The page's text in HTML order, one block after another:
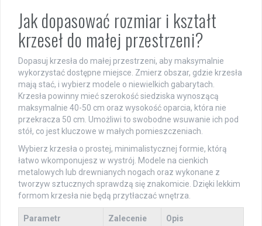
Jak dopasować rozmiar i kształt
krzeseł do małej przestrzeni?
Dopasuj krzesła do małej przestrzeni, aby maksymalnie
wykorzystać dostępne miejsce. Zmierz obszar, gdzie krzesła
mają stać, i wybierz modele o niewielkich gabarytach.
Krzesła powinny mieć szerokość siedziska wynoszącą
maksymalnie 40-50 cm oraz wysokość oparcia, która nie
przekracza 50 cm. Umożliwi to swobodne wsuwanie ich pod
stół, co jest kluczowe w małych pomieszczeniach.
Wybierz krzesła o prostej, minimalistycznej formie, którą
łatwo wkomponujesz w wystrój. Modele na cienkich
metalowych lub drewnianych nogach oraz wykonane z
tworzyw sztucznych sprawdzą się znakomicie. Dzięki lekkim
formom krzesła nie będą przytłaczać wnętrza.
Parametr Zalecenie Opis